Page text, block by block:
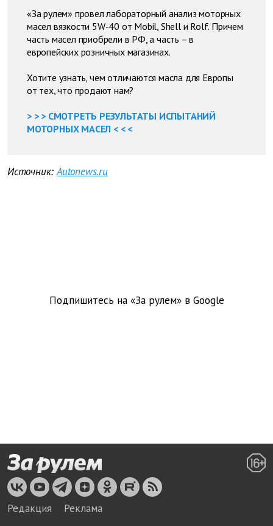
«За рулем» провел лабораторный анализ моторных
масел вязкости 5W-40 от Mobil, Shell и Rolf. Причем
часть масел приобрели в РФ, а часть – в
европейских розничных магазинах.
Хотите узнать, чем отличаются масла для Европы
от тех, что продают нам?
> > > СМОТРЕТЬ РЕЗУЛЬТАТЫ ИСПЫТАНИЙ
МОТОРНЫХ МАСЕЛ < < <
Источник: Autonews.ru
Подпишитесь на «За рулем» в Google
Редакция
Реклама